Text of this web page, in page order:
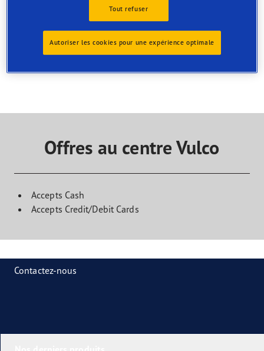
centre pour organiser votre rendez-vous
Offres au centre Vulco
Accepts Cash
Accepts Credit/Debit Cards
Contactez-nous
Tout refuser
Autoriser les cookies pour une expérience optimale